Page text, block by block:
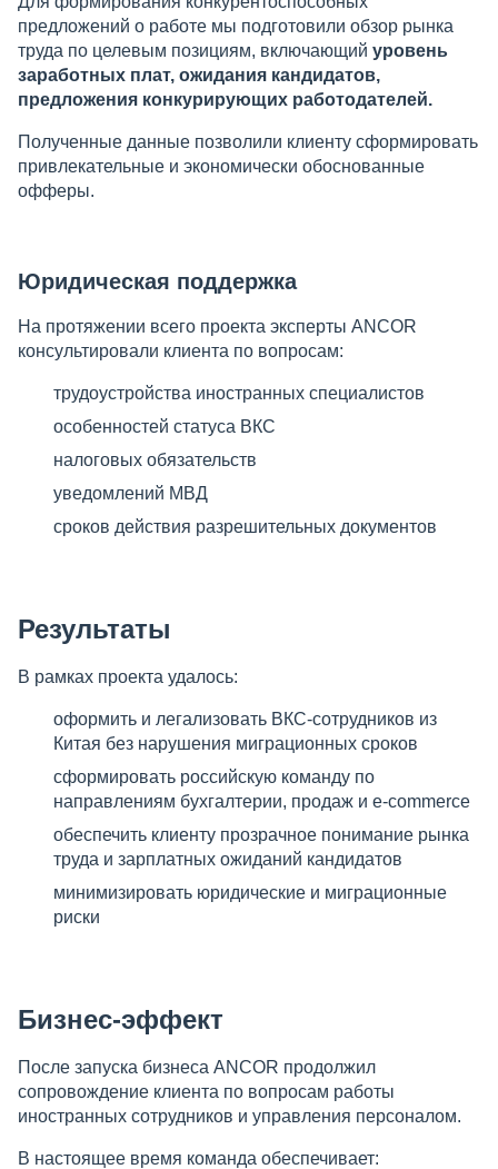
предложений о работе мы подготовили обзор рынка
труда по целевым позициям, включающий уровень
заработных плат, ожидания кандидатов,
предложения конкурирующих работодателей.
Полученные данные позволили клиенту сформировать
привлекательные и экономически обоснованные
офферы.
Юридическая поддержка
На протяжении всего проекта эксперты ANCOR
консультировали клиента по вопросам:
трудоустройства иностранных специалистов
особенностей статуса ВКС
налоговых обязательств
уведомлений МВД
сроков действия разрешительных документов
Результаты
В рамках проекта удалось:
оформить и легализовать ВКС-сотрудников из
Китая без нарушения миграционных сроков
сформировать российскую команду по
направлениям бухгалтерии, продаж и e-commerce
обеспечить клиенту прозрачное понимание рынка
труда и зарплатных ожиданий кандидатов
минимизировать юридические и миграционные
риски
Бизнес-эффект
После запуска бизнеса ANCOR продолжил
сопровождение клиента по вопросам работы
иностранных сотрудников и управления персоналом.
В настоящее время команда обеспечивает: